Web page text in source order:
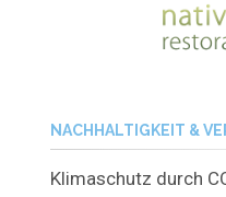
NACHHALTIGKEIT &
Klimaschutz durch